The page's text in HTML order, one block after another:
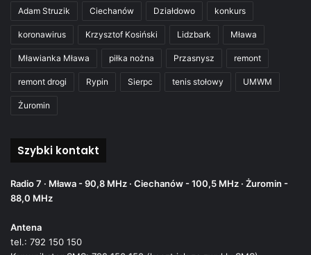
Adam Struzik Ciechanów Działdowo konkurs
koronawirus Krzysztof Kosiński Lidzbark Mława
Mławianka Mława piłka nożna Przasnysz remont
remont drogi Rypin Sierpc tenis stołowy UMWM
Żuromin
Szybki kontakt
Radio 7 · Mława - 90,8 MHz · Ciechanów - 100,5 MHz · Żuromin -
88,0 MHz
Antena
tel.: 792 150 150